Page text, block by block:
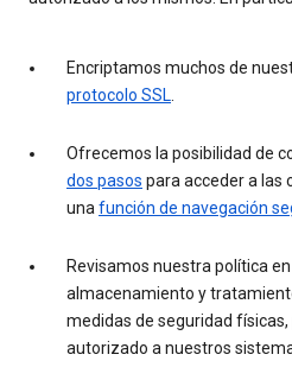
Encriptamos muchos de
protocolo SSL.
Ofrecemos la posibilidad de
dos pasos para acceder a las
unafunción de navegación
Revisamos nuestra política
almacenamiento y
medidas de seguridad
autorizado a nuestros